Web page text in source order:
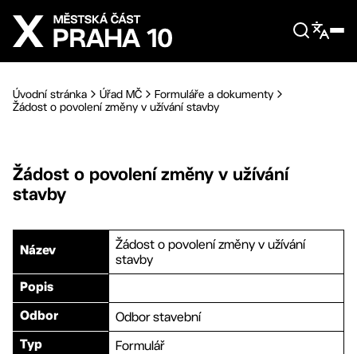
Přejít na hlavní obsah
Úvodní stránka Úřad MČ
Formuláře a dokumenty
Žádost o povolení změny v užívání stavby
Žádost o povolení změny v užívání
stavby
Název
Žádost o povolení změny v užívání
stavby
Popis
Odbor Odbor stavební
Typ Formulář